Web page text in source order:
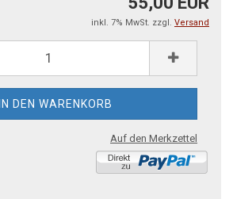
inkl. 7% MwSt. zzgl. Versand
Auf den Merkzettel